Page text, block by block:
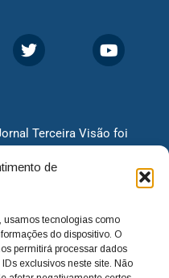
de
usamos tecnologias como
do dispositivo. O
permitirá processar dados
exclusivos neste site. Não
Terceira Visão foi
época só existiam
o jornal continua
notícias. Nunca
do cidadão, sempre
em busca de melhorias